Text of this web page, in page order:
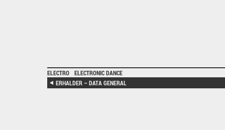
ELECTRO ELECTRONIC DANCE
ERHALDER – DATA GENERAL